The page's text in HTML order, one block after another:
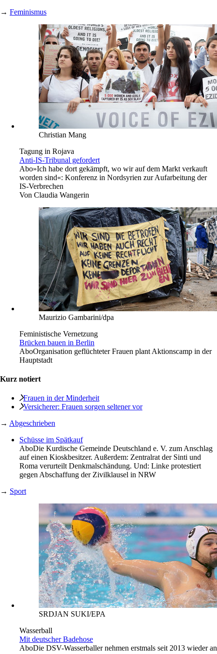
→ Feminismus
Christian Mang
Tagung in Rojava
Anti-IS-Tribunal gefordert
Abo»Ich habe dort gekämpft, wo wir auf dem Markt verkauft
worden sind«: Konferenz in Nordsyrien zur Aufarbeitung der
IS-Verbrechen
Von Claudia Wangerin
Maurizio Gambarini/dpa
Feministische Vernetzung
Brücken bauen in Berlin
AboOrganisation geflüchteter Frauen plant Aktionscamp in der
Hauptstadt
Kurz notiert
Frauen in der Minderheit
Versicherer: Frauen sorgen seltener vor
→ Abgeschrieben
Schüsse im Spätkauf
AboDie Kurdische Gemeinde Deutschland e. V. zum Anschlag
auf einen Kioskbesitzer. Außerdem: Zentralrat der Sinti und
Roma verurteilt Denkmalschändung. Und: Linke protestiert
gegen Abschaffung der Zivilklausel in NRW
→ Sport
SRDJAN SUKI/EPA
Wasserball
Mit deutscher Badehose
AboDie DSV-Wasserballer nehmen erstmals seit 2013 wieder an